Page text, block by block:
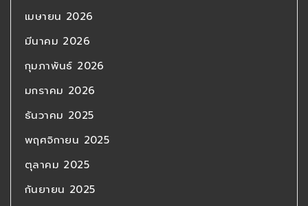
เมษายน 2026
มีนาคม 2026
กุมภาพันธ์ 2026
มกราคม 2026
ธันวาคม 2025
พฤศจิกายน 2025
ตุลาคม 2025
กันยายน 2025